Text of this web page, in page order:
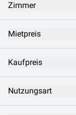
Zimmer
Mietpreis
Kaufpreis
Nutzungsart